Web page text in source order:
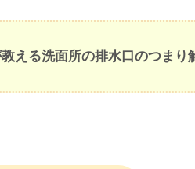
える洗面所の排水口のつまり